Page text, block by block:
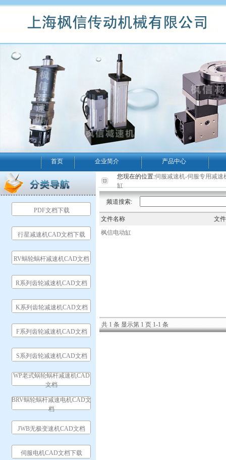
首页 企业简介 产品中心
PDF文档下载
行星减速机CAD文档下载
RV蜗轮蜗杆减速机CAD文档
R系列齿轮减速机CAD文档
K系列齿轮减速机CAD文档
F系列齿轮减速机CAD文档
S系列齿轮减速机CAD文档
WP老式蜗轮蜗杆减速机CAD
文档
BRV蜗轮蜗杆减速电机CAD文
档
JWB无极变速机CAD文档
伺服电机CAD文档下载
您现在的位置:伺服减速机-伺服专用减
缸
频道搜索:
文件名称
文
枫信电动缸
共 1 条 显示第 1 页 1-1 条